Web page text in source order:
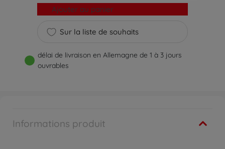
Sur la liste de souhaits
Ajouter au panier
délai de livraison en Allemagne de 1 à 3 jours
ouvrables
Informations produit